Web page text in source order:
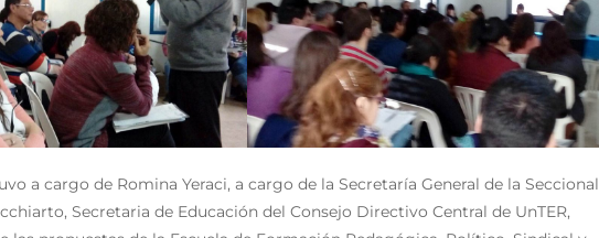
a cargo de Romina Yeraci, a cargo de la Secretaría General de la Seccional
Secretaria de Educación del Consejo Directivo Central de UnTER,